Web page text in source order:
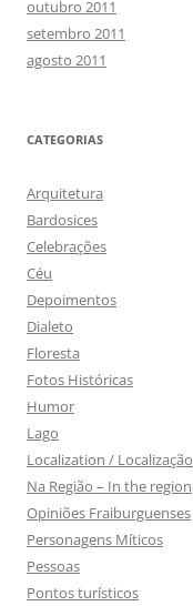
outubro 2011
setembro 2011
agosto 2011
CATEGORIAS
Arquitetura
Bardosices
Celebrações
Céu
Depoimentos
Dialeto
Floresta
Fotos Históricas
Humor
Lago
Localization / Localização
Na Região – In the region
Opiniões Fraiburguenses
Personagens Míticos
Pessoas
Pontos turísticos